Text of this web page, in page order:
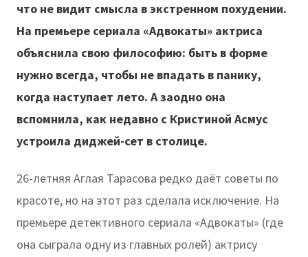
что не видит смысла в экстренном похудении.
На премьере сериала «Адвокаты» актриса
объяснила свою философию: быть в форме
нужно всегда, чтобы не впадать в панику,
когда наступает лето. А заодно она
вспомнила, как недавно с Кристиной Асмус
устроила диджей-сет в столице.
26-летняя Аглая Тарасова редко даёт советы по
красоте, но на этот раз сделала исключение. На
премьере детективного сериала «Адвокаты» (где
она сыграла одну из главных ролей) актрису